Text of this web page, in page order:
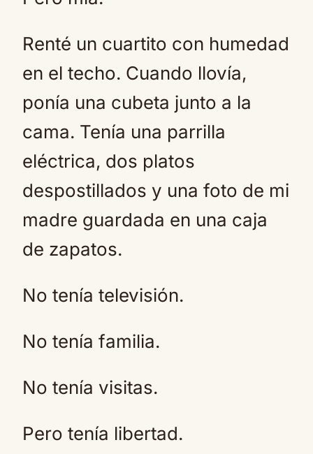
Renté un cuartito con humedad
en el techo. Cuando llovía,
ponía una cubeta junto a la
cama. Tenía una parrilla
eléctrica, dos platos
despostillados y una foto de mi
madre guardada en una caja
de zapatos.
No tenía televisión.
No tenía familia.
No tenía visitas.
Pero tenía libertad.